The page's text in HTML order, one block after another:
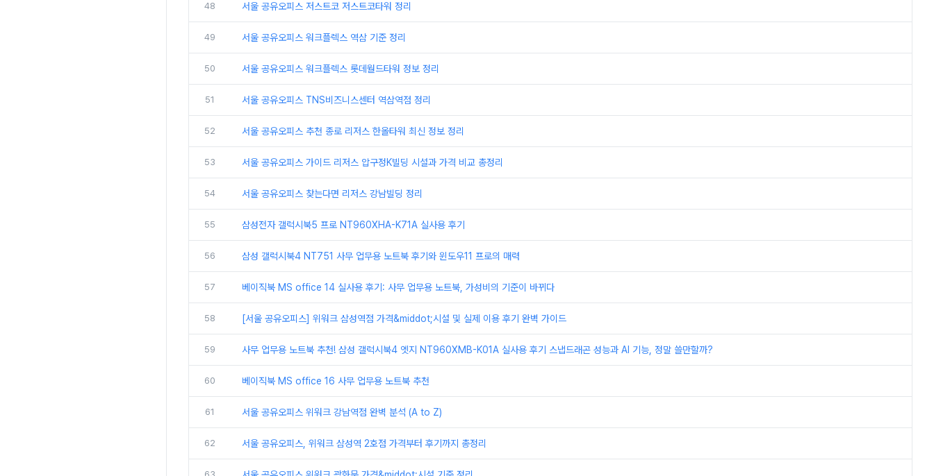
48 서울 공유오피스 저스트코 저스트코타워 정리
49 서울 공유오피스 워크플렉스 역삼 기준 정리
50 서울 공유오피스 워크플렉스 롯데월드타워 정보 정리
51 서울 공유오피스 TNS비즈니스센터 역삼역점 정리
52 서울 공유오피스 추천 종로 리저스 한올타워 최신 정보 정리
53 서울 공유오피스 가이드 리저스 압구정K빌딩 시설과 가격 비교 총정리
54 서울 공유오피스 찾는다면 리저스 강남빌딩 정리
55 삼성전자 갤럭시북5 프로 NT960XHA-K71A 실사용 후기
56 삼성 갤럭시북4 NT751 사무 업무용 노트북 후기와 윈도우11 프로의 매력
57 베이직북 MS office 14 실사용 후기: 사무 업무용 노트북, 가성비의 기준이 바뀌다
58 [서울 공유오피스] 위워크 삼성역점 가격&middot;시설 및 실제 이용 후기 완벽 가이드
59 사무 업무용 노트북 추천! 삼성 갤럭시북4 엣지 NT960XMB-K01A 실사용 후기 스냅드래곤 성능과 AI 기능, 정말 쓸만할까?
60 베이직북 MS office 16 사무 업무용 노트북 추천
61 서울 공유오피스 위워크 강남역점 완벽 분석 (A to Z)
62 서울 공유오피스, 위워크 삼성역 2호점 가격부터 후기까지 총정리